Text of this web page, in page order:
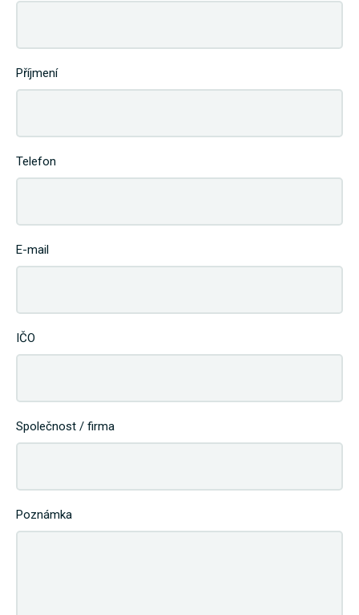
Příjmení
Telefon
E-mail
IČO
Společnost / firma
Poznámka